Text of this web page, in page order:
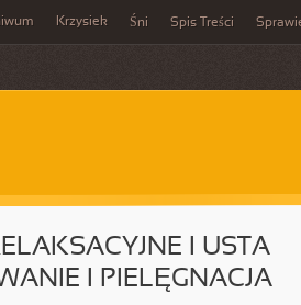
Krzysiek Śni Spis Treści
I USTA –
I PIELĘGNACJA